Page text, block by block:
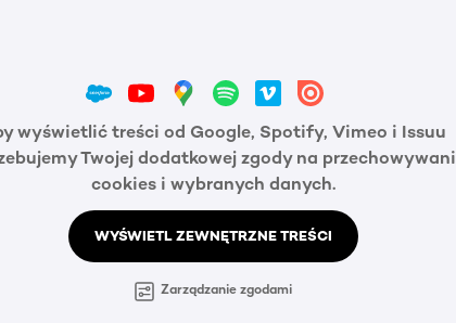
wyświetlić treści od Google, Spotify, Vimeo i Issuu
Twojej dodatkowej zgody na
cookies i wybranych danych.
WYŚWIETL ZEWNĘTRZNE TREŚCI
Zarządzanie zgodami